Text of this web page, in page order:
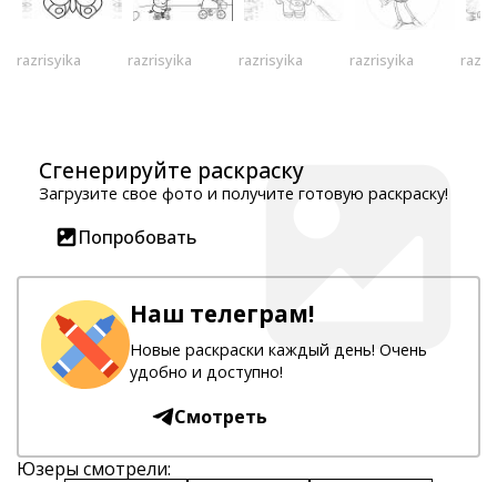
razrisyika razrisyika razrisyika razrisyika
Сгенерируйте раскраску
Загрузите свое фото и получите готовую раскраску!
Попробовать
Наш телеграм!
Новые раскраски каждый день! Очень
удобно и доступно!
Смотреть
Юзеры смотрели: